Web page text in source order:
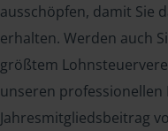
ausschöpfen, damit Sie
erhalten. Werden auch
größtem
unseren professionellen
Jahresmitgliedsbeitrag